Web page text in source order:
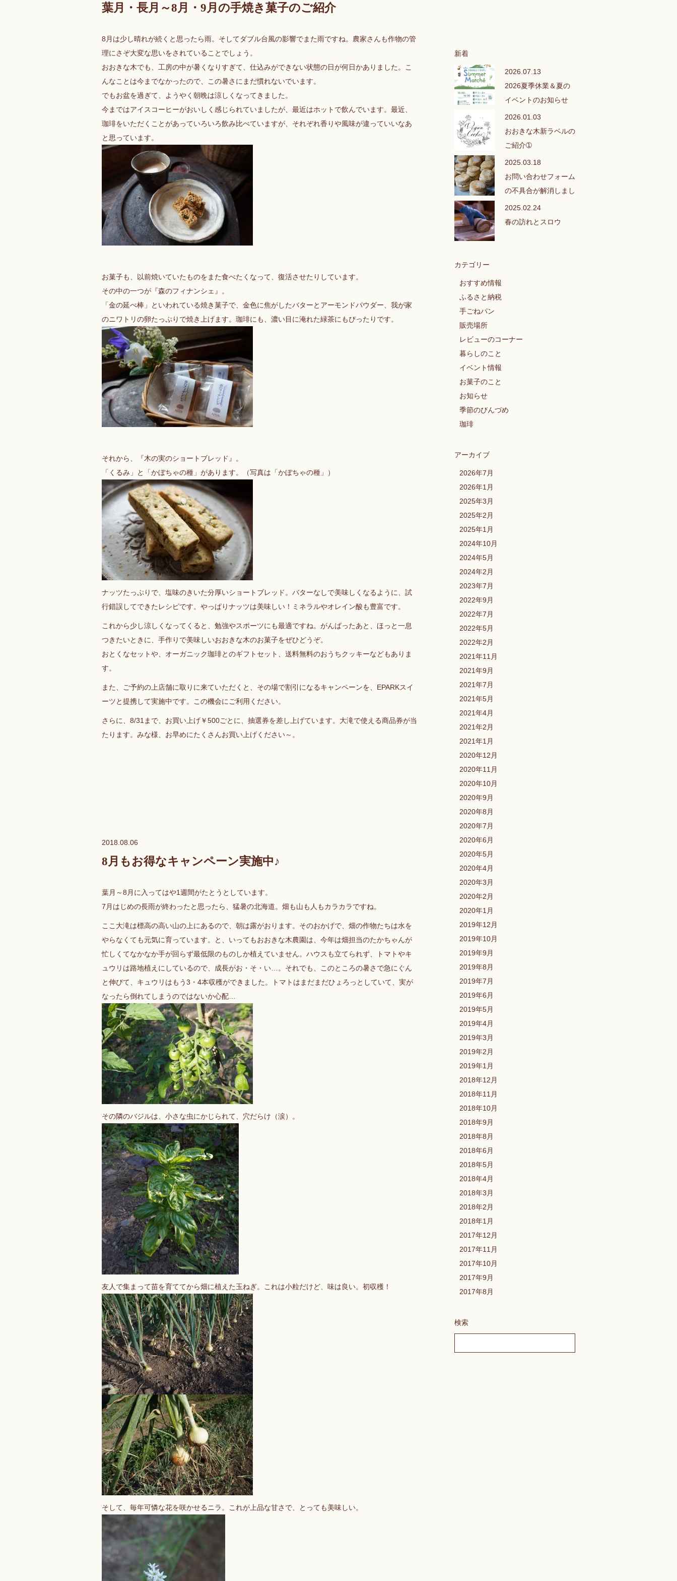
葉月・長月～8月・9月の手焼き菓子のご紹介
8月は少し晴れが続くと思ったら雨。そしてダブル台風の影響でまた雨ですね。農家さんも作物の管
理にさぞ大変な思いをされていることでしょう。
おおきな木でも、工房の中が暑くなりすぎて、仕込みができない状態の日が何日かありました。こ
んなことは今までなかったので、この暑さにまだ慣れないでいます。
でもお盆を過ぎて、ようやく朝晩は涼しくなってきました。
今まではアイスコーヒーがおいしく感じられていましたが、最近はホットで飲んでいます。最近、
珈琲をいただくことがあっていろいろ飲み比べていますが、それぞれ香りや風味が違っていいなあ
と思っています。
お菓子も、以前焼いていたものをまた食べたくなって、復活させたりしています。
その中の一つが『森のフィナンシェ』。
「金の延べ棒」といわれている焼き菓子で、金色に焦がしたバターとアーモンドパウダー、我が家
のニワトリの卵たっぷりで焼き上げます。珈琲にも、濃い目に淹れた緑茶にもぴったりです。
それから、『木の実のショートブレッド』。
「くるみ」と「かぼちゃの種」があります。（写真は「かぼちゃの種」）
ナッツたっぷりで、塩味のきいた分厚いショートブレッド。バターなしで美味しくなるように、試
行錯誤してできたレシピです。やっぱりナッツは美味しい！ミネラルやオレイン酸も豊富です。
これから少し涼しくなってくると、勉強やスポーツにも最適ですね。がんばったあと、ほっと一息
つきたいときに、手作りで美味しいおおきな木のお菓子をぜひどうぞ。
おとくなセットや、オーガニック珈琲とのギフトセット、送料無料のおうちクッキーなどもありま
す。
また、ご予約の上店舗に取りに来ていただくと、その場で割引になるキャンペーンを、EPARKスイ
ーツと提携して実施中です。この機会にご利用ください。
さらに、8/31まで、お買い上げ￥500ごとに、抽選券を差し上げています。大滝で使える商品券が当
たります。みな様、お早めにたくさんお買い上げください～。
2018.08.06
8月もお得なキャンペーン実施中♪
葉月～8月に入ってはや1週間がたとうとしています。
7月はじめの長雨が終わったと思ったら、猛暑の北海道。畑も山も人もカラカラですね。
ここ大滝は標高の高い山の上にあるので、朝は露がおります。そのおかげで、畑の作物たちは水を
やらなくても元気に育っています。と、いってもおおきな木農園は、今年は畑担当のたかちゃんが
忙しくてなかなか手が回らず最低限のものしか植えていません。ハウスも立てられず、トマトやキ
ュウリは路地植えにしているので、成長がお・そ・い…。それでも、このところの暑さで急にぐん
と伸びて、キュウリはもう3・4本収穫ができました。トマトはまだまだひょろっとしていて、実が
なったら倒れてしまうのではないか心配…
その隣のバジルは、小さな虫にかじられて、穴だらけ（涙）。
友人で集まって苗を育ててから畑に植えた玉ねぎ。これは小粒だけど、味は良い。初収穫！
そして、毎年可憐な花を咲かせるニラ。これが上品な甘さで、とっても美味しい。
新着
2026.07.13
2026夏季休業＆夏の
イベントのお知らせ
2026.01.03
おおきな木新ラベルの
ご紹介➀
2025.03.18
お問い合わせフォーム
の不具合が解消しまし
た❣
2025.02.24
春の訪れとスロウ
カテゴリー
おすすめ情報
ふるさと納税
手ごねパン
販売場所
レビューのコーナー
暮らしのこと
イベント情報
お菓子のこと
お知らせ
季節のびんづめ
珈琲
アーカイブ
2026年7月
2026年1月
2025年3月
2025年2月
2025年1月
2024年10月
2024年5月
2024年2月
2023年7月
2022年9月
2022年7月
2022年5月
2022年2月
2021年11月
2021年9月
2021年7月
2021年5月
2021年4月
2021年2月
2021年1月
2020年12月
2020年11月
2020年10月
2020年9月
2020年8月
2020年7月
2020年6月
2020年5月
2020年4月
2020年3月
2020年2月
2020年1月
2019年12月
2019年10月
2019年9月
2019年8月
2019年7月
2019年6月
2019年5月
2019年4月
2019年3月
2019年2月
2019年1月
2018年12月
2018年11月
2018年10月
2018年9月
2018年8月
2018年6月
2018年5月
2018年4月
2018年3月
2018年2月
2018年1月
2017年12月
2017年11月
2017年10月
2017年9月
2017年8月
検索